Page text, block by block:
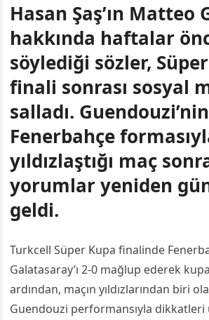
Hasan Şaş’ın Matteo
hakkında haftalar
söylediği sözler,
finali sonrası sosyal
salladı. Guendouzi’nin
Fenerbahçe
yıldızlaştığı maç
yorumlar yeniden
geldi.
Turkcell Süper Kupa finalinde
Galatasaray’ı 2-0 mağlup ederek
ardından, maçın yıldızlarından biri
Guendouzi performansıyla dikkatleri